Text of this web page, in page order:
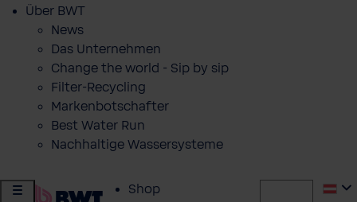
Über BWT
News
Das Unternehmen
Change the world - Sip by sip
Filter-Recycling
Markenbotschafter
Best Water Run
Nachhaltige Wassersysteme
Shop